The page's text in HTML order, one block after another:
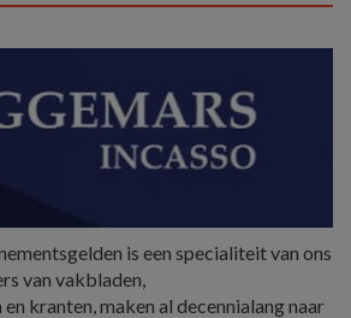
is een specialiteit van ons
van vakbladen,
kranten, maken al decennialang naar